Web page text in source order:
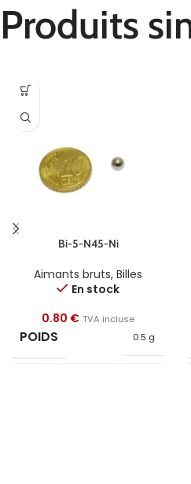
Produits
Bi-5-N45-Ni
Aimants bruts, Billes
En stock
0.80 € TVA incluse
POIDS 0.5 g